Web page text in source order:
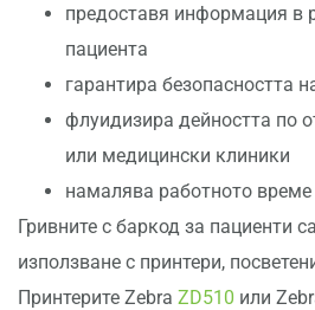
предоставя информация в
пациента
гарантира безопасността
флуидизира дейността по
или медицински клиники
намалява работното
Гривните с баркод за пациенти
използване с принтери,
Принтерите Zebra ZD510 или